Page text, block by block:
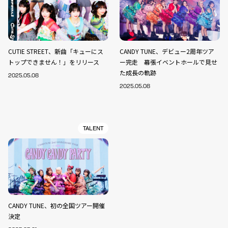
CUTIE STREET、新曲「キューにス
トップできません！」をリリース
2025.05.08
CANDY TUNE、デビュー2周年ツア
ー完走 幕張イベントホールで見せ
た成長の軌跡
2025.05.08
TALENT
CANDY TUNE、初の全国ツアー開催
決定